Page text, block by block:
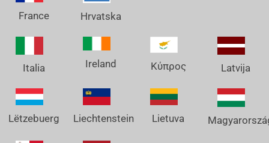
France Hrvatska
Italia Ireland Κύπρος Latvija
Lëtzebuerg Liechtenstein Lietuva